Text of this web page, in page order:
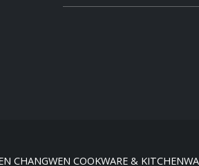
CHANGWEN COOKWARE &